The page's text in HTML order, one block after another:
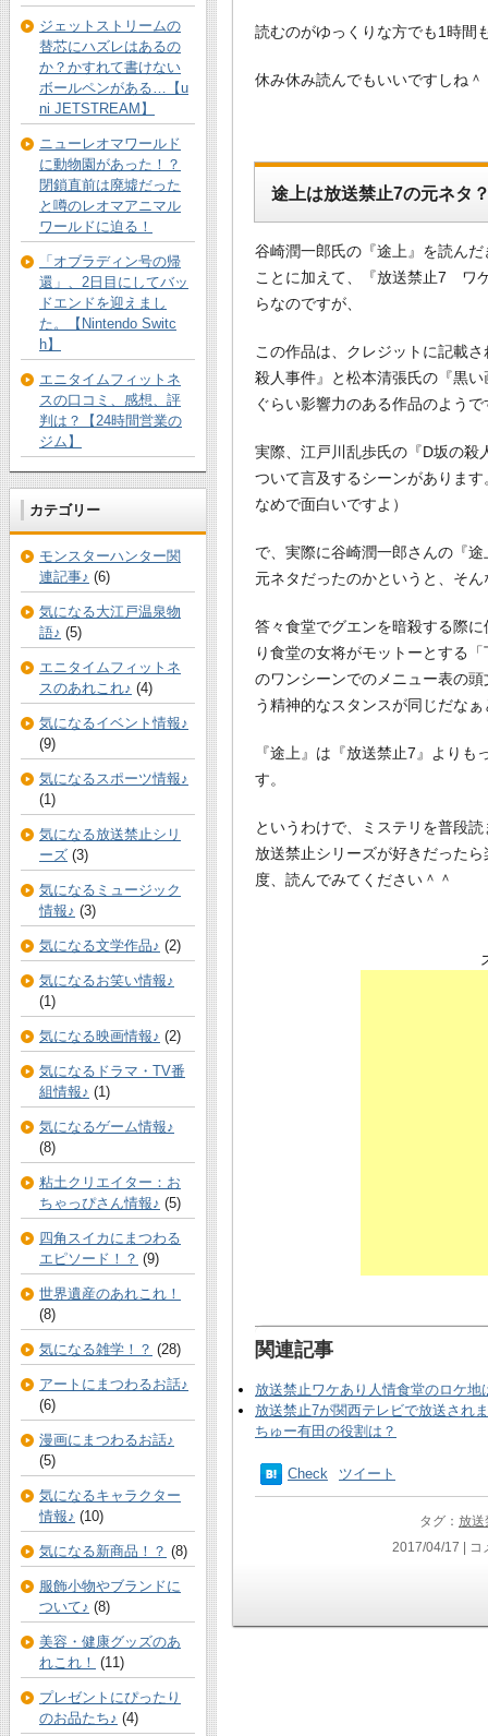
読むのがゆっくりな方でも1時間
休み休み読んでもいいですしね＾
途上は放送禁止7の元ネタ
谷崎潤一郎氏の『途上』を読ん
ことに加えて、『放送禁止7 ワ
らなのですが、
この作品は、クレジットに記載
殺人事件』と松本清張氏の『黒
ぐらい影響力のある作品のようで
実際、江戸川乱歩氏の『D坂の殺
ついて言及するシーンがありま
なめで面白いですよ）
で、実際に谷崎潤一郎さんの『
元ネタだったのかというと、そ
答々食堂でグエンを暗殺する際
り食堂の女将がモットーとする
のワンシーンでのメニュー表の
う精神的なスタンスが同じだな
『途上』は『放送禁止7』より
す。
というわけで、ミステリを普段
放送禁止シリーズが好きだった
度、読んでみてください＾＾
関連記事
放送禁止ワケあり人情食堂のロケ地
放送禁止7が関西テレビで放送され
ちゅー有田の役割は？
Check ツイート
タグ： 放送
2017/04/17 |
コ
ジェットストリームの
替芯にハズレはあるの
か？かすれて書けない
ボールペンがある…【u
ni JETSTREAM】
ニューレオマワールド
に動物園があった！？
閉鎖直前は廃墟だった
と噂のレオマアニマル
ワールドに迫る！
「オブラディン号の帰
還」、2日目にしてバッ
ドエンドを迎えまし
た。【Nintendo Switc
h】
エニタイムフィットネ
スの口コミ、感想、評
判は？【24時間営業の
ジム】
カテゴリー
モンスターハンター関
連記事♪ (6)
気になる大江戸温泉物
語♪ (5)
エニタイムフィットネ
スのあれこれ♪ (4)
気になるイベント情報♪
(9)
気になるスポーツ情報♪
(1)
気になる放送禁止シリ
ーズ (3)
気になるミュージック
情報♪ (3)
気になる文学作品♪ (2)
気になるお笑い情報♪
(1)
気になる映画情報♪ (2)
気になるドラマ・TV番
組情報♪ (1)
気になるゲーム情報♪
(8)
粘土クリエイター：お
ちゃっぴさん情報♪ (5)
四角スイカにまつわる
エピソード！？ (9)
世界遺産のあれこれ！
(8)
気になる雑学！？ (28)
アートにまつわるお話♪
(6)
漫画にまつわるお話♪
(5)
気になるキャラクター
情報♪ (10)
気になる新商品！？ (8)
服飾小物やブランドに
ついて♪ (8)
美容・健康グッズのあ
れこれ！ (11)
プレゼントにぴったり
のお品たち♪ (4)